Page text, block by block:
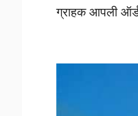
ग्राहक आपली